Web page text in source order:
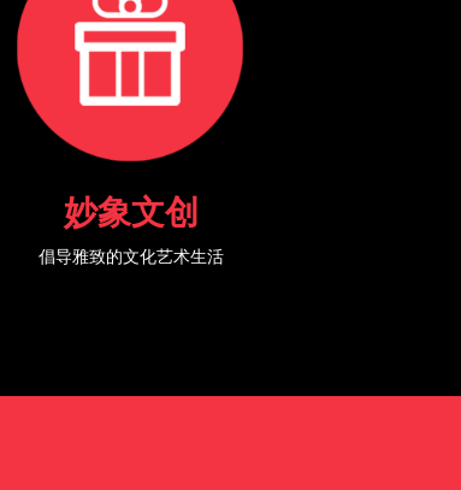
妙象文创
倡导雅致的文化艺术生活